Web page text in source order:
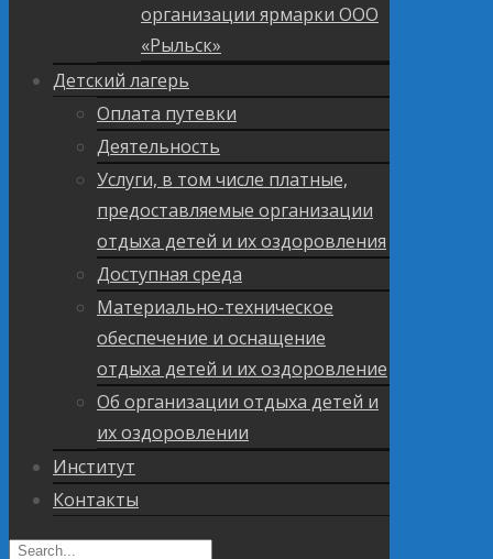
организации ярмарки ООО
«Рыльск»
Детский лагерь
Оплата путевки
Деятельность
Услуги, в том числе платные,
предоставляемые организации
отдыха детей и их оздоровления
Доступная среда
Материально-техническое
обеспечение и оснащение
отдыха детей и их оздоровление
Об организации отдыха детей и
их оздоровлении
Институт
Контакты